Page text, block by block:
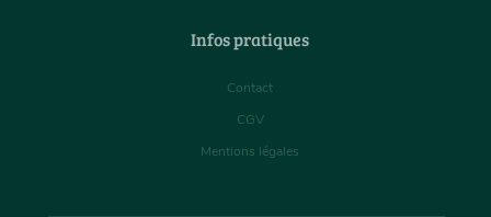
Infos pratiques
Contact
CGV
Mentions légales